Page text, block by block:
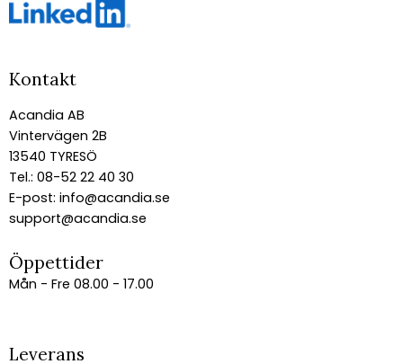
Kontakt
Acandia AB
Vintervägen 2B
13540 TYRESÖ
Tel.: 08-52 22 40 30
E-post: info@acandia.se
support@acandia.se
Öppettider
Mån - Fre 08.00 - 17.00
Leverans